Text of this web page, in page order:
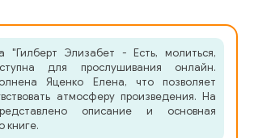
"Гилберт Элизабет - Есть, молиться,
для прослушивания онлайн.
Яценко Елена, что позволяет
атмосферу произведения. На
описание и основная
книге.